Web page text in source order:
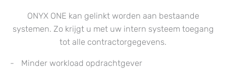
ONYX ONE kan gelinkt worden aan bestaande
systemen. Zo krijgt u met uw intern systeem toegang
tot alle contractorgegevens.
Minder workload opdrachtgever